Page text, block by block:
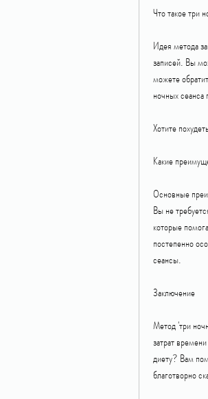
Что такое три
Идея метода
записей. Вы
можете
ночных сеанса
Хотите
Какие
Основные
Вы не
которые
постепенно
сеансы.
Заключение
Метод 'три
затрат
диету? Вам
благотворно